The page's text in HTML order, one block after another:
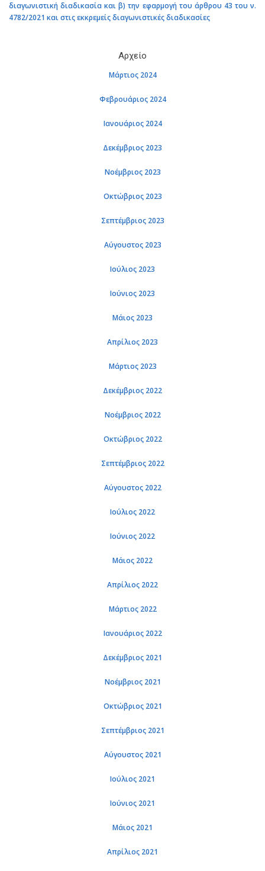
διαγωνιστική διαδικασία και β) την εφαρμογή του άρθρου 43 του ν.
4782/2021 και στις εκκρεμείς διαγωνιστικές διαδικασίες
Αρχείο
Μάρτιος 2024
Φεβρουάριος 2024
Ιανουάριος 2024
Δεκέμβριος 2023
Νοέμβριος 2023
Οκτώβριος 2023
Σεπτέμβριος 2023
Αύγουστος 2023
Ιούλιος 2023
Ιούνιος 2023
Μάιος 2023
Απρίλιος 2023
Μάρτιος 2023
Δεκέμβριος 2022
Νοέμβριος 2022
Οκτώβριος 2022
Σεπτέμβριος 2022
Αύγουστος 2022
Ιούλιος 2022
Ιούνιος 2022
Μάιος 2022
Απρίλιος 2022
Μάρτιος 2022
Ιανουάριος 2022
Δεκέμβριος 2021
Νοέμβριος 2021
Οκτώβριος 2021
Σεπτέμβριος 2021
Αύγουστος 2021
Ιούλιος 2021
Ιούνιος 2021
Μάιος 2021
Απρίλιος 2021